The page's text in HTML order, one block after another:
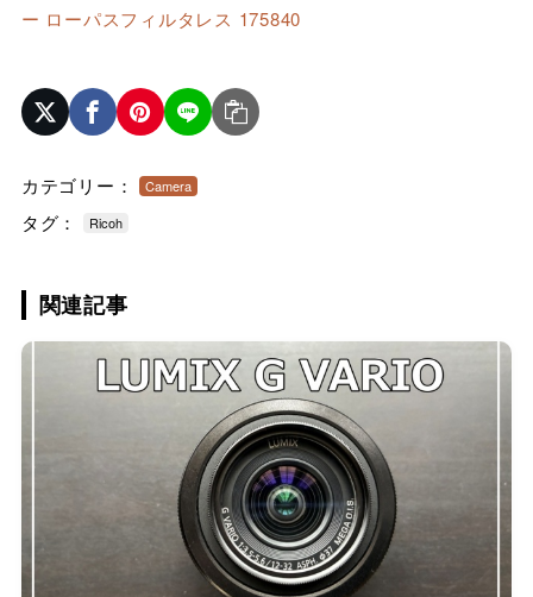
ー ローパスフィルタレス 175840
カテゴリー： Camera
タグ： Ricoh
関連記事